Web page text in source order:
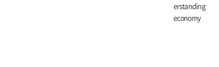
erstanding the
economy